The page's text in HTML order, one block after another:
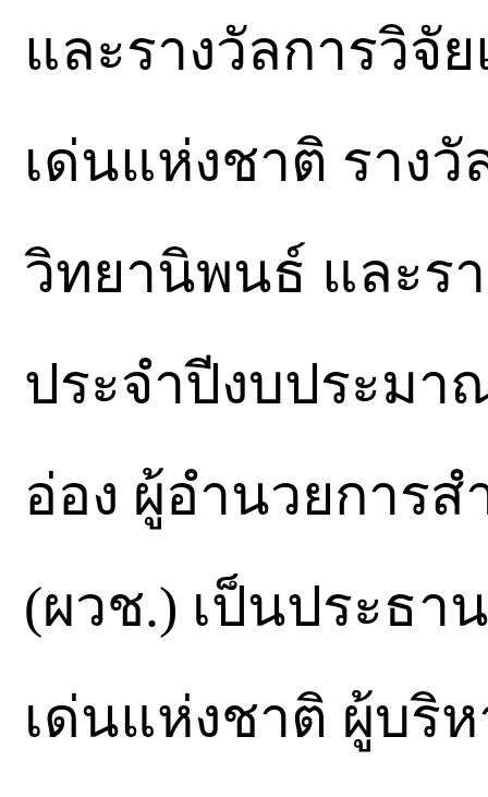
และรางวัลการวิจั
เด่นแห่งชาติ รางวั
วิทยานิพนธ์ และร
ประจำปีงบประมา
อ่อง ผู้อำนวยการ
(ผวช.) เป็นประธ
เด่นแห่งชาติ ผู้บริ